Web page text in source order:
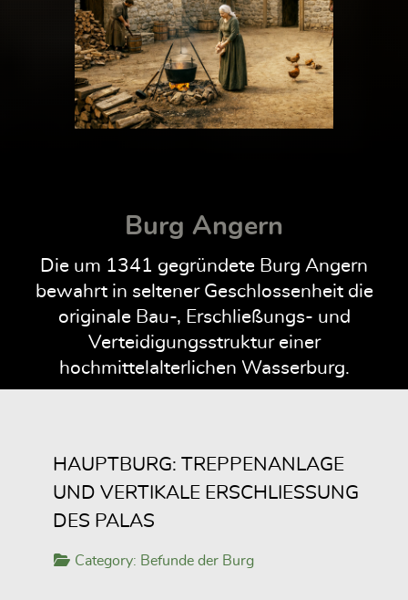
Burg Angern
Die um 1341 gegründete Burg Angern
bewahrt in seltener Geschlossenheit die
originale Bau-, Erschließungs- und
Verteidigungsstruktur einer
hochmittelalterlichen Wasserburg.
HAUPTBURG: TREPPENANLAGE
UND VERTIKALE ERSCHLIESSUNG D
ES PALAS
Category: Befunde der Burg